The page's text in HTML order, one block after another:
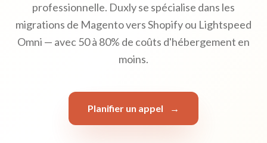
professionnelle. Duxly se spécialise dans les
migrations de Magento vers Shopify ou Lightspeed
Omni — avec 50 à 80% de coûts d'hébergement en
moins.
Planifier un appel →